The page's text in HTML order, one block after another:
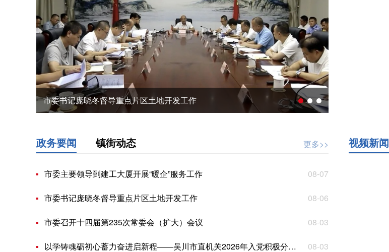
市委书记庞晓冬督导重点片区土地开发工作
政务要闻 镇街动态 更多>>
市委主要领导到建工大厦开展“暖企”服务工作 08-07
市委书记庞晓冬督导重点片区土地开发工作 08-06
市委召开十四届第235次常委会（扩大）会议 08-03
以学铸魂砺初心蓄力奋进启新程——吴川市直机关2026年入党积极分子暨发展对象培训班开班 08-03
视频新闻